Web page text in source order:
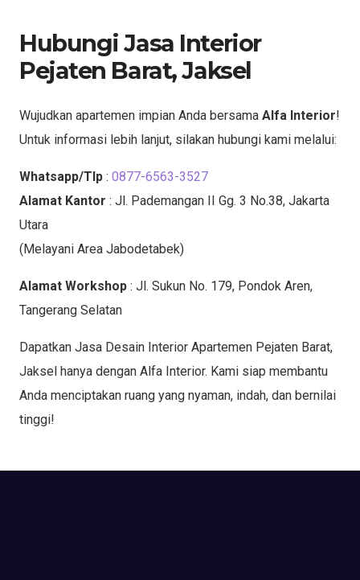
Hubungi Jasa Interior
Pejaten Barat, Jaksel
Wujudkan apartemen impian Anda bersama Alfa Interior!
Untuk informasi lebih lanjut, silakan hubungi kami melalui:
Whatsapp/Tlp : 0877-6563-3527
Alamat Kantor : Jl. Pademangan II Gg. 3 No.38, Jakarta
Utara
(Melayani Area Jabodetabek)
Alamat Workshop : Jl. Sukun No. 179, Pondok Aren,
Tangerang Selatan
Dapatkan Jasa Desain Interior Apartemen Pejaten Barat,
Jaksel hanya dengan Alfa Interior. Kami siap membantu
Anda menciptakan ruang yang nyaman, indah, dan bernilai
tinggi!